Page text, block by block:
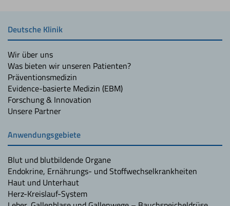
Deutsche Klinik
Wir über uns
Was bieten wir unseren Patienten?
Präventionsmedizin
Evidence-basierte Medizin (EBM)
Forschung & Innovation
Unsere Partner
Anwendungsgebiete
Blut und blutbildende Organe
Endokrine, Ernährungs- und Stoffwechselkrankheiten
Haut und Unterhaut
Herz-Kreislauf-System